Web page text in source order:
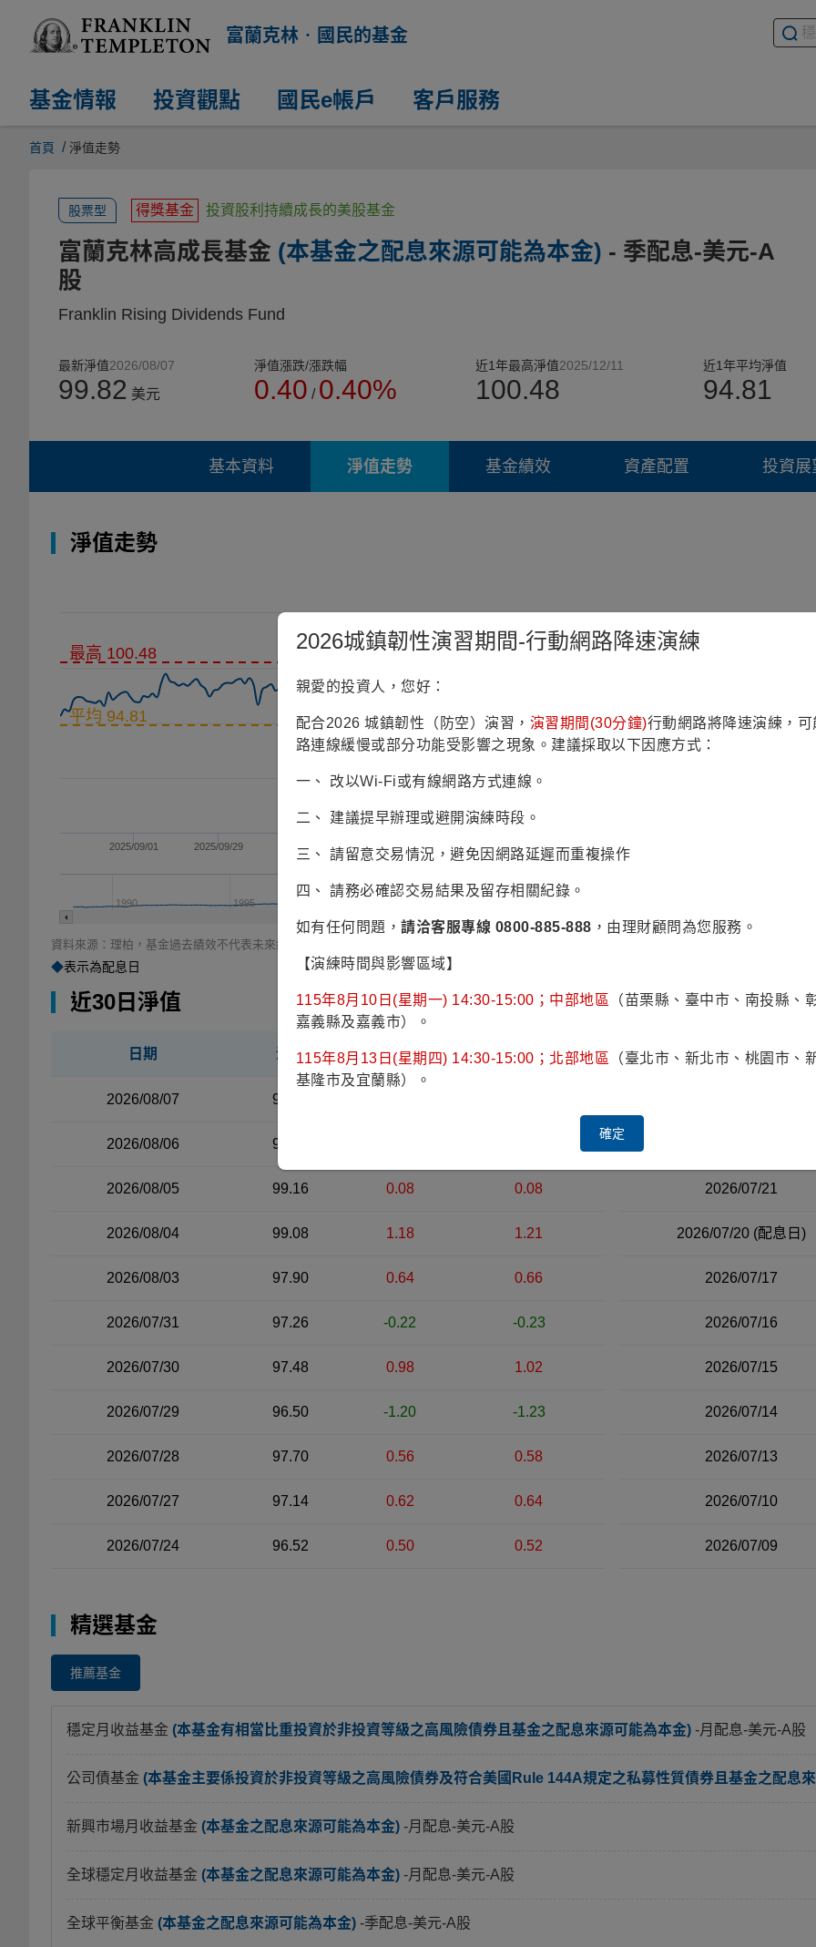
富蘭克林‧國民的基金
搜尋
請輸
基金情報 投資觀點 國民e帳戶 客戶服務
首頁 / 淨值走勢
股票型 得獎基金 投資股利持續成長的美股基金
富蘭克林高成長基金 (本基金之配息來源可能為本金) - 季配息-美元-A
股
Franklin Rising Dividends Fund
最新淨值2026/08/07
99.82 美元
淨值漲跌/漲跌幅
0.40 / 0.40%
近1年最高淨值2025/12/11
100.48
近1年平均淨值
94.81
基本資料 淨值走勢 基金績效 資產配置 投資展
淨值走勢
最高 100.48
平均 94.81
2025/09/01 2025/09/29 2025/10/27 2025/11/24 2025/12/22 2026/01/19 2026/02/16
1990 1995
資料來源：理柏，基金過去績效不代表未來績效之表現。
◆表示為配息日
近30日淨值
日期 淨值 漲跌 漲跌幅%
2026/08/07 99.82
2026/08/06 99.42
2026/08/05 99.16 0.08 0.08
2026/08/04 99.08 1.18 1.21
2026/08/03 97.90 0.64 0.66
2026/07/31 97.26 -0.22 -0.23
2026/07/30 97.48 0.98 1.02
2026/07/29 96.50 -1.20 -1.23
2026/07/28 97.70 0.56 0.58
2026/07/27 97.14 0.62 0.64
2026/07/24 96.52 0.50 0.52
日期
2026/07/21
2026/07/20 (配息日)
2026/07/17
2026/07/16
2026/07/15
2026/07/14
2026/07/13
2026/07/10
2026/07/09
精選基金
推薦基金
穩定月收益基金 (本基金有相當比重投資於非投資等級之高風險債券且基金之配息來源可能為本金) -月配息-美元-A股
公司債基金 (本基金主要係投資於非投資等級之高風險債券及符合美國Rule 144A規定之私募性質債券且基金之配息
新興市場月收益基金 (本基金之配息來源可能為本金) -月配息-美元-A股
全球穩定月收益基金 (本基金之配息來源可能為本金) -月配息-美元-A股
全球平衡基金 (本基金之配息來源可能為本金) -季配息-美元-A股
2026城鎮韌性演習期間-行動網路降速演練
親愛的投資人，您好：
配合2026 城鎮韌性（防空）演習， 演習期間(30分鐘)行動網路將降速演練，可
路連線緩慢或部分功能受影響之現象。建議採取以下因應方式：
一、 改以Wi-Fi或有線網路方式連線。
二、 建議提早辦理或避開演練時段。
三、 請留意交易情況，避免因網路延遲而重複操作
四、 請務必確認交易結果及留存相關紀錄。
如有任何問題， 請洽客服專線 0800-885-888 ，由理財顧問為您服務。
【演練時間與影響區域】
115年8月10日(星期一) 14:30-15:00；中部地區
（苗栗縣、臺中市、南投縣、
嘉義縣及嘉義市）。
115年8月13日(星期四) 14:30-15:00；北部地區
（臺北市、新北市、桃園市、
基隆市及宜蘭縣）。
確定